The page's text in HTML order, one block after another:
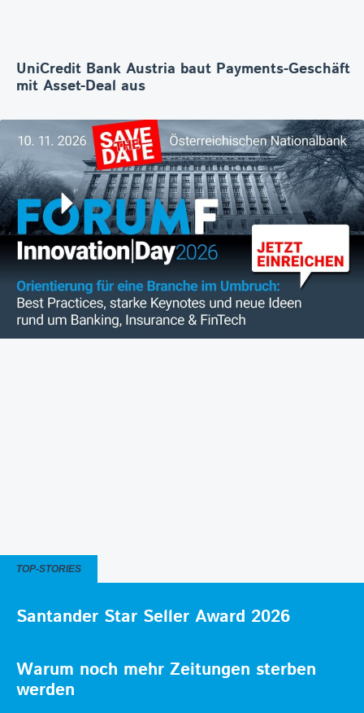
UniCredit Bank Austria baut Payments-Geschäft
mit Asset-Deal aus
TOP-STORIES
Santander Star Seller Award 2026
Warum noch mehr Zeitungen sterben
werden